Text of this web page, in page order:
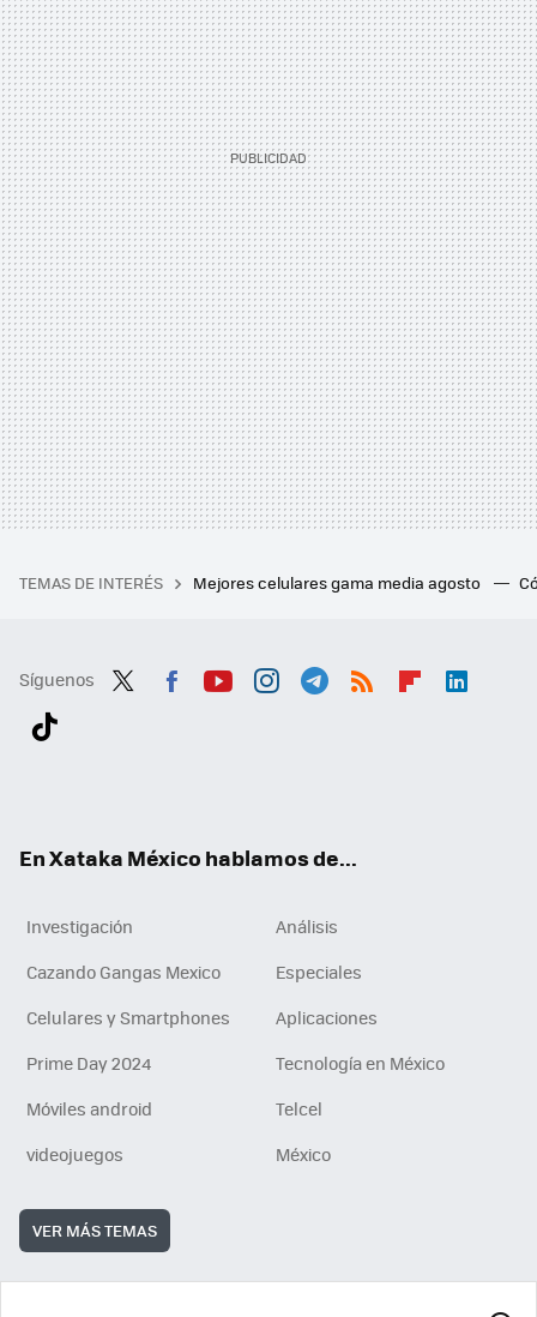
TEMAS DE INTERÉS Mejores celulares gama media agosto
Síguenos
En Xataka México hablamos de...
Investigación
Análisis
Cazando Gangas Mexico
Especiales
Celulares y Smartphones
Aplicaciones
Prime Day 2024
Tecnología en México
Móviles android
Telcel
videojuegos
México
VER MÁS TEMAS